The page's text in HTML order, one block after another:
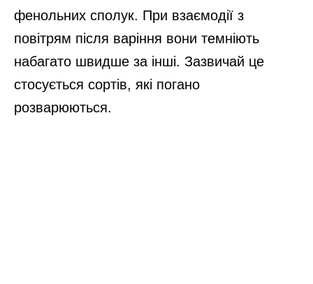
фенольних сполук. При взаємодії з
повітрям після варіння вони темніють
набагато швидше за інші. Зазвичай це
стосується сортів, які погано
розварюються.